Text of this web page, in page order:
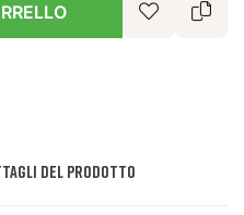
del prodotto